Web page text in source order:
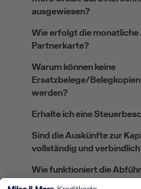
ausgewiesen?
Wie erfolgt die
Partnerkarte?
Warum können keine
Ersatzbelege/
werden?
Erhalte ich eine
Sind die Auskünfte zur
vollständig und
Wie funktioniert die
Kirchensteuer?